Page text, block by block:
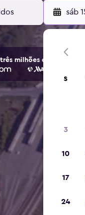
sáb
milhões de opções
S
3
10
17
24